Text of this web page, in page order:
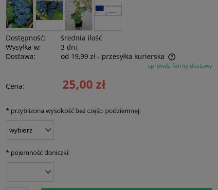
Dostępność:
średnia ilość
Wysyłka w:
3 dni
Dostawa:
od 19,99 zł - przesyłka kurierska
Cena nie zawiera ewentualnych kosztów płatnościsprawdź formy dostawy
Cena: 25,00 zł
* przybliżona wysokość bez części podziemnej:
* pojemność doniczki: